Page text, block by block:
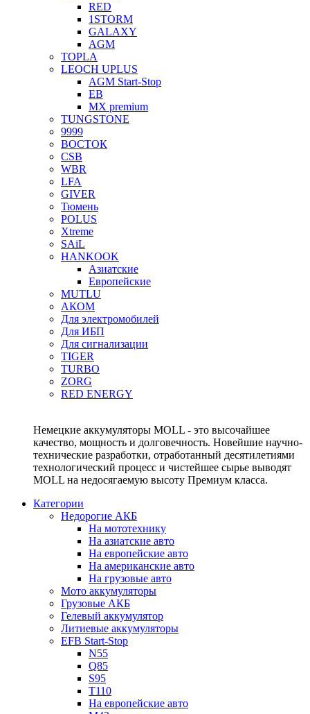
RED
1STORM
GALAXY
AGM
TOPLA
LEOCH UPLUS
AGM Start-Stop
EB
MX premium
TUNGSTONE
9999
ВОСТОК
CSB
WBR
LFA
GIVER
Тюмень
POLUS
Xtreme
SAiL
HANKOOK
Азиатские
Европейские
MUTLU
АКОМ
Для электромобилей
Для ИБП
Для сигнализации
TIGER
TURBO
ZORG
RED ENERGY
Немецкие аккумуляторы MOLL - это высочайшее
качество, мощность и долговечность. Новейшие научно-
технические разработки, отработанный десятилетиями
технологический процесс и чистейшее сырье выводят
MOLL на недосягаемую высоту Премиум класса.
Категории
Недорогие АКБ
На мототехнику
На азиатские авто
На европейские авто
На американские авто
На грузовые авто
Мото аккумуляторы
Грузовые АКБ
Гелевый аккумулятор
Литиевые аккумуляторы
EFB Start-Stop
N55
Q85
S95
T110
На европейские авто